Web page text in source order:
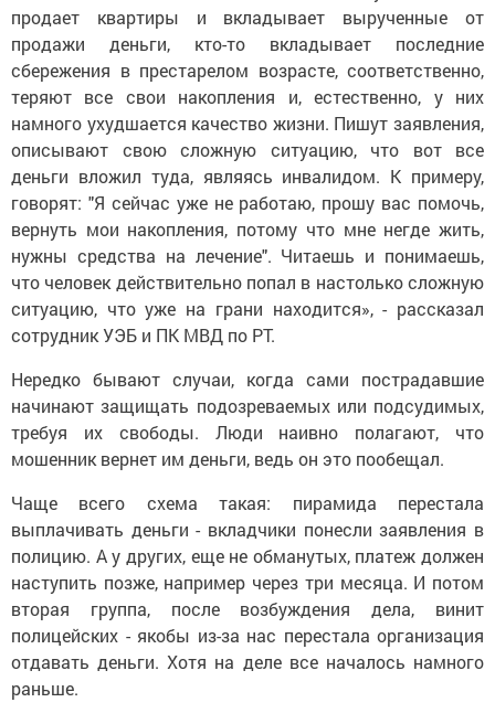
продает квартиры и вкладывает вырученные от
продажи деньги, кто-то вкладывает последние
сбережения в престарелом возрасте, соответственно,
теряют все свои накопления и, естественно, у них
намного ухудшается качество жизни. Пишут заявления,
описывают свою сложную ситуацию, что вот все
деньги вложил туда, являясь инвалидом. К примеру,
говорят: "Я сейчас уже не работаю, прошу вас помочь,
вернуть мои накопления, потому что мне негде жить,
нужны средства на лечение". Читаешь и понимаешь,
что человек действительно попал в настолько сложную
ситуацию, что уже на грани находится», - рассказал
сотрудник УЭБ и ПК МВД по РТ.
Нередко бывают случаи, когда сами пострадавшие
начинают защищать подозреваемых или подсудимых,
требуя их свободы. Люди наивно полагают, что
мошенник вернет им деньги, ведь он это пообещал.
Чаще всего схема такая: пирамида перестала
выплачивать деньги - вкладчики понесли заявления в
полицию. А у других, еще не обманутых, платеж должен
наступить позже, например через три месяца. И потом
вторая группа, после возбуждения дела, винит
полицейских - якобы из-за нас перестала организация
отдавать деньги. Хотя на деле все началось намного
раньше.